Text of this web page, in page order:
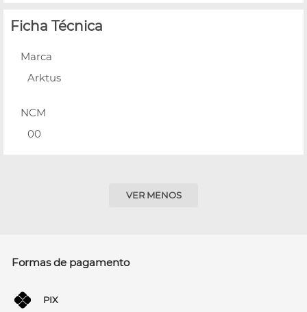
Ficha Técnica
Marca
Arktus
NCM
00
VER MENOS
Formas de pagamento
PIX